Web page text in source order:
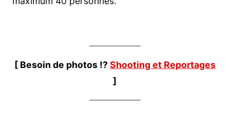
[ Besoin de photos !? Shooting et Reportages
]